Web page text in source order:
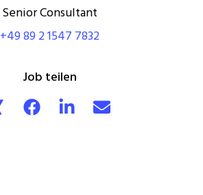
Senior Consultant
+49 89 2 1547 7832
Job teilen